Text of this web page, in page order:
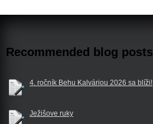
Recommended blog posts
4. ročník Behu Kalváriou 2026 sa blíži!
Ježišove ruky